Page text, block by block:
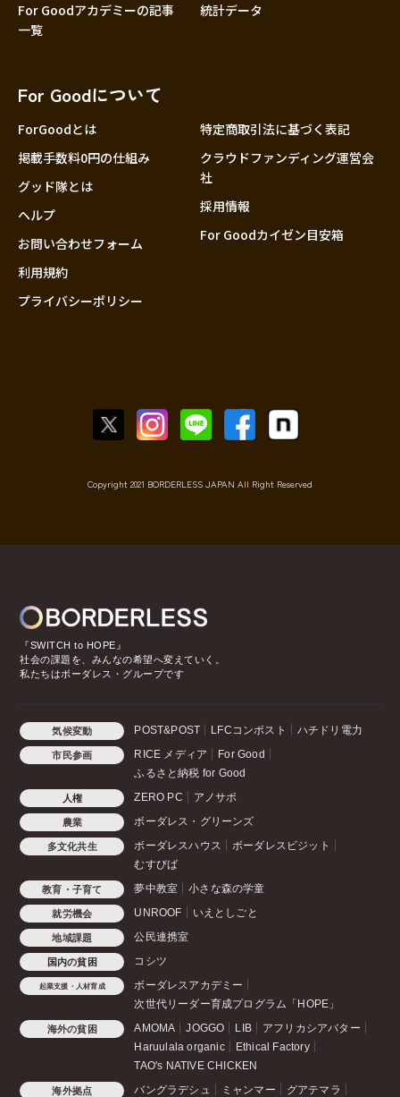
For Goodアカデミーの記事
一覧
統計データ
For Goodについて
ForGoodとは
掲載手数料0円の仕組み
グッド隊とは
ヘルプ
お問い合わせフォーム
利用規約
プライバシーポリシー
特定商取引法に基づく表記
クラウドファンディング運営会
社
採用情報
For Goodカイゼン目安箱
Copyright 2021 BORDERLESS JAPAN All Right Reserved
『SWITCH to HOPE』
社会の課題を、みんなの希望へ変えていく。
私たちはボーダレス・グループです
気候変動 POST&POST LFCコンポスト ハチドリ電力
市民参画 RICE メディア
For Good
ふるさと納税 for Good
人権 ZERO PC アノサポ
農業 ボーダレス・グリーンズ
多文化共生 ボーダレスハウス
ボーダレスビジット
むすびば
教育・子育て 夢中教室 小さな森の学童
就労機会 UNROOF いえとしごと
地域課題 公民連携室
国内の貧困 コシツ
起業支援・人材育成
ボーダレスアカデミー
次世代リーダー育成プログラム「HOPE」
海外の貧困 AMOMA JOGGO LIB
アフリカシアバター
Haruulala organic
Ethical Factory
TAO's NATIVE CHICKEN
海外拠点 バングラデシュ ミャンマー グアテマラ